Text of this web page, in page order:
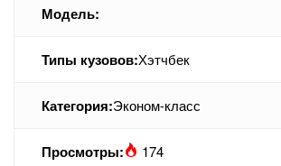
Модель:
Типы кузовов:Хэтчбек
Категория:Эконом-класс
Просмотры: 174